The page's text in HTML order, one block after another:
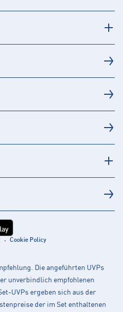
Cookie Policy
Die angeführten UVPs
unverbindlich empfohlenen
UVPs ergeben sich aus der
der im Set enthaltenen